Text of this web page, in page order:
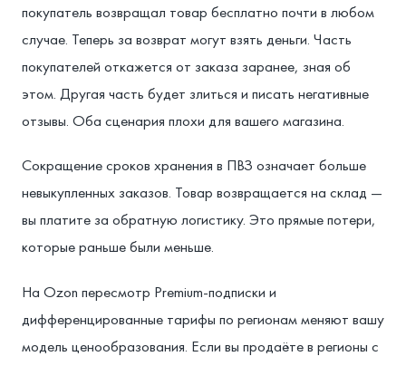
покупатель возвращал товар бесплатно почти в любом
случае. Теперь за возврат могут взять деньги. Часть
покупателей откажется от заказа заранее, зная об
этом. Другая часть будет злиться и писать негативные
отзывы. Оба сценария плохи для вашего магазина.
Сокращение сроков хранения в ПВЗ означает больше
невыкупленных заказов. Товар возвращается на склад —
вы платите за обратную логистику. Это прямые потери,
которые раньше были меньше.
На Ozon пересмотр Premium-подписки и
дифференцированные тарифы по регионам меняют вашу
модель ценообразования. Если вы продаёте в регионы с